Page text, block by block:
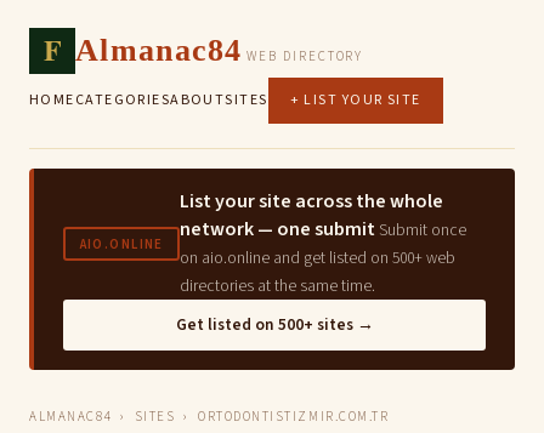
F Almanac84 WEB DIRECTORY
HOMECATEGORIESABOUTSITES + LIST YOUR SITE
AIO.ONLINE
List your site across the whole
network — one submit Submit once
on aio.online and get listed on 500+ web
directories at the same time.
Get listed on 500+ sites →
ALMANAC84 › SITES › ORTODONTISTIZMIR.COM.TR